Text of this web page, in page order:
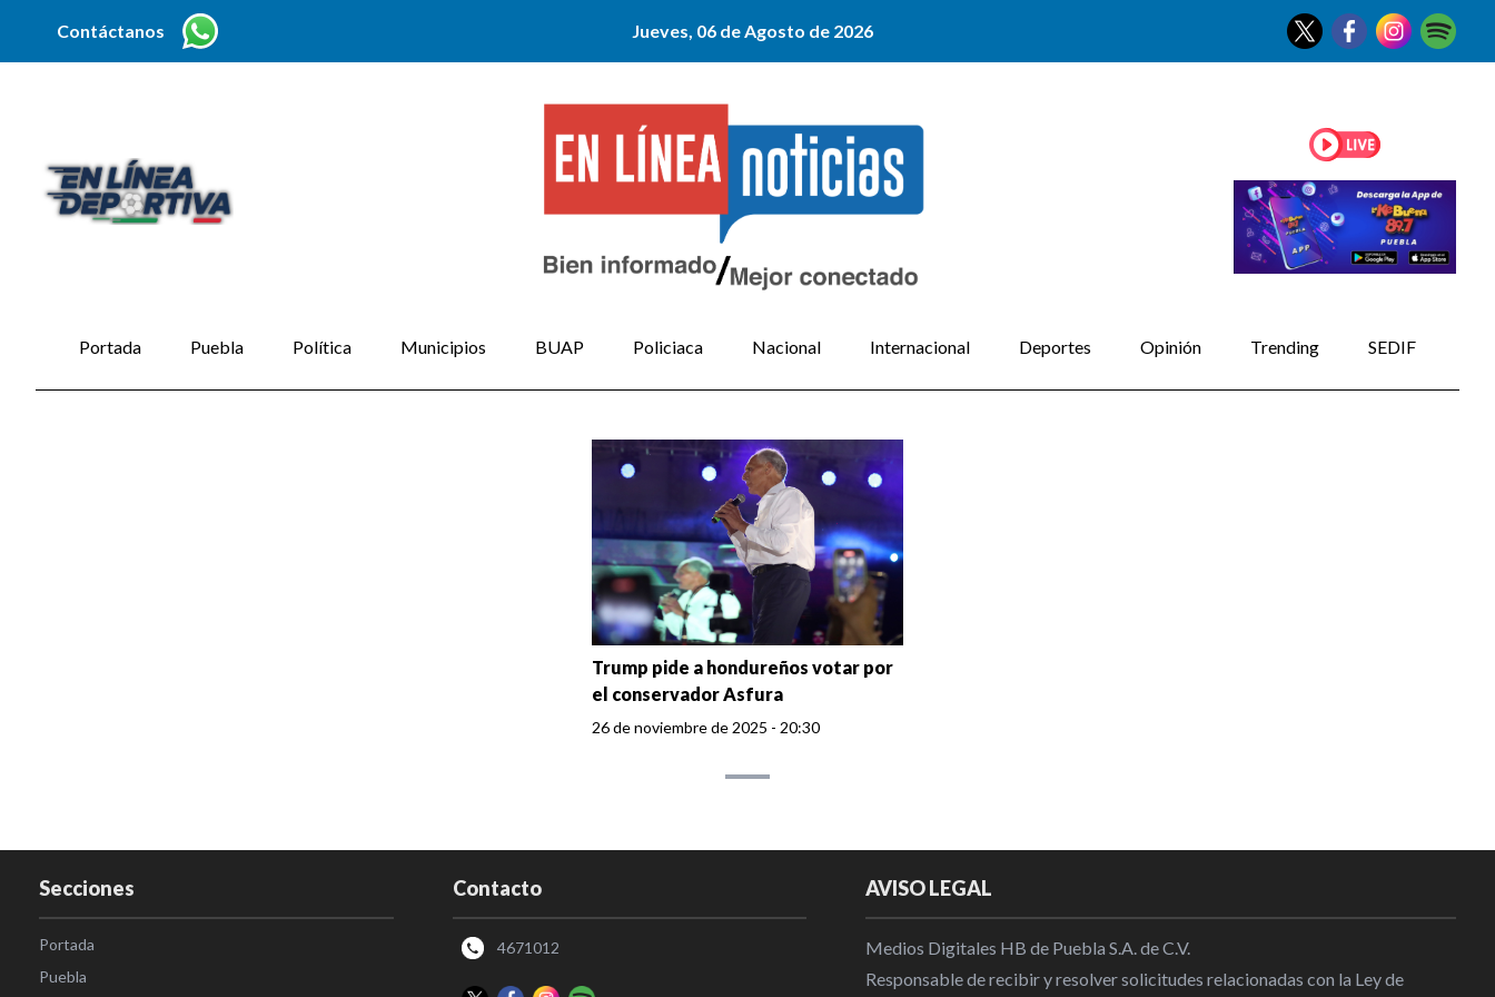
Contáctanos Jueves, 06 de Agosto de 2026
Portada Puebla Política Municipios BUAP Policiaca Nacional Internacional Deportes Opinión Trending SEDIF
Trump pide a hondureños votar por
el conservador Asfura
26 de noviembre de 2025 - 20:30
Secciones
Portada
Puebla
Contacto
4671012
AVISO LEGAL
Medios Digitales HB de Puebla S.A. de C.V.
Responsable de recibir y resolver solicitudes relacionadas con la Ley de